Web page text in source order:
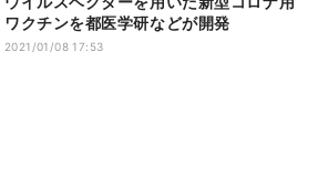
ワクチンを都医学研などが開発
2021/01/08 17:53